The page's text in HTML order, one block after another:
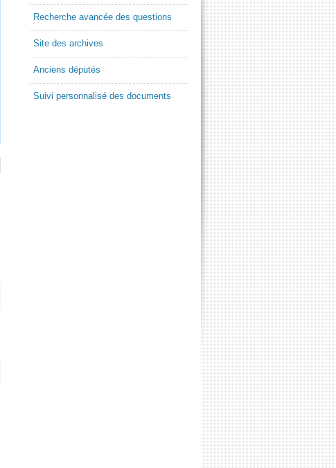
Recherche avancée des questions
Site des archives
Anciens députés
Suivi personnalisé des documents